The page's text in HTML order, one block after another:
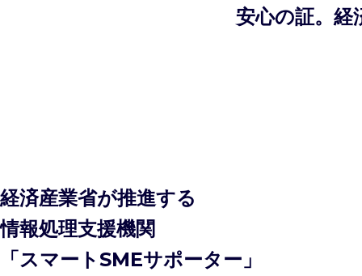
安心の証。経
経済産業省が推進する
情報処理支援機関
「スマートSMEサポーター」